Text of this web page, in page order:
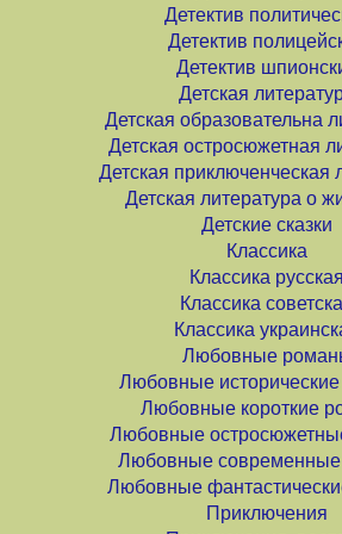
Детектив
Детектив
Детектив
Детская
Детская образовательна
Детская остросюжетная
Детская приключенческая
Детская литература о
Детские сказки
Классика
Классика русская
Классика
Классика
Любовные
Любовные
Любовные короткие
Любовные
Любовные
Любовные
Приключения